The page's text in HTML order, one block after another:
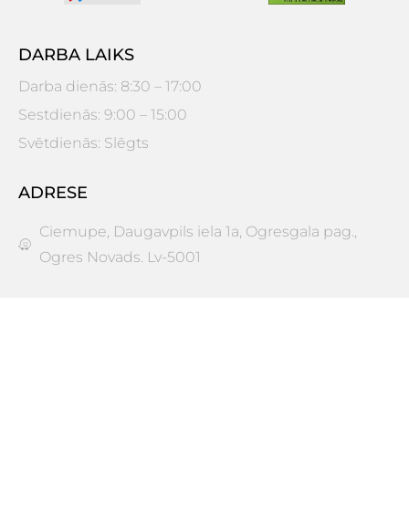
DARBA LAIKS
Darba dienās: 8:30 – 17:00
Sestdienās: 9:00 – 15:00
Svētdienās: Slēgts
ADRESE
Ciemupe, Daugavpils iela 1a, Ogresgala pag.,
Ogres Novads. Lv-5001